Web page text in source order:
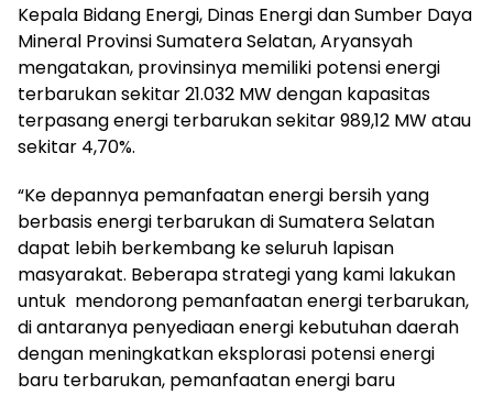
Kepala Bidang Energi, Dinas Energi dan Sumber Daya
Mineral Provinsi Sumatera Selatan, Aryansyah
mengatakan, provinsinya memiliki potensi energi
terbarukan sekitar 21.032 MW dengan kapasitas
terpasang energi terbarukan sekitar 989,12 MW atau
sekitar 4,70%.
“Ke depannya pemanfaatan energi bersih yang
berbasis energi terbarukan di Sumatera Selatan
dapat lebih berkembang ke seluruh lapisan
masyarakat. Beberapa strategi yang kami lakukan
untuk mendorong pemanfaatan energi terbarukan,
di antaranya penyediaan energi kebutuhan daerah
dengan meningkatkan eksplorasi potensi energi
baru terbarukan, pemanfaatan energi baru